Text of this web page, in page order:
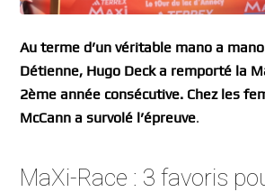
Au terme d’un véritable mano a
Détienne, Hugo Deck a remporté la
2ème année consécutive. Chez les
McCann a survolé l’épreuve.
MaXi-Race : 3 favoris